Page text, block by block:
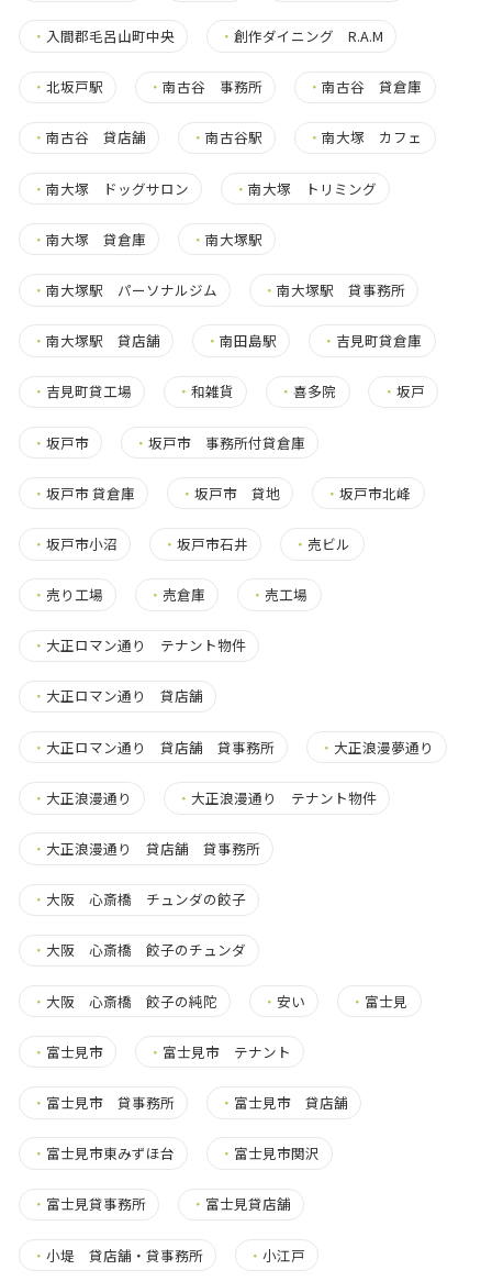
・ 入間郡毛呂山町中央 ・創作ダイニング R.A.M
・ 北坂戸駅 ・南古谷 事務所 ・南古谷 貸倉庫
・ 南古谷 貸店舗 ・南古谷駅 ・南大塚 カフェ
・ 南大塚 ドッグサロン ・南大塚 トリミング
・ 南大塚 貸倉庫 ・南大塚駅
・ 南大塚駅 パーソナルジム ・南大塚駅 貸事務所
・ 南大塚駅 貸店舗 ・南田島駅 ・ 吉見町貸倉庫
・ 吉見町貸工場 ・和雑貨 ・喜多院 ・ 坂戸
・ 坂戸市 ・坂戸市 事務所付貸倉庫
・ 坂戸市 貸倉庫 ・坂戸市 貸地 ・坂戸市北峰
・ 坂戸市小沼 ・坂戸市石井 ・ 売ビル
・ 売り工場 ・ 売倉庫 ・ 売工場
・ 大正ロマン通り テナント物件
・ 大正ロマン通り 貸店舗
・ 大正ロマン通り 貸店舗 貸事務所 ・ 大正浪漫夢通り
・ 大正浪漫通り ・ 大正浪漫通り テナント物件
・ 大正浪漫通り 貸店舗 貸事務所
・ 大阪 心斎橋 チュンダの餃子
・ 大阪 心斎橋 餃子のチュンダ
・ 大阪 心斎橋 餃子の純陀 ・安い ・ 富士見
・ 富士見市 ・ 富士見市 テナント
・ 富士見市 貸事務所 ・ 富士見市 貸店舗
・ 富士見市東みずほ台 ・ 富士見市関沢
・ 富士見貸事務所 ・ 富士見貸店舗
・ 小堤 貸店舗・貸事務所 ・小江戸